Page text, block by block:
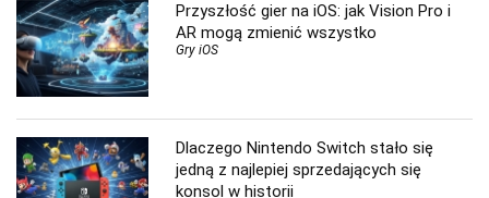
Przyszłość gier na iOS: jak Vision Pro i
AR mogą zmienić wszystko
Gry iOS
Dlaczego Nintendo Switch stało się
jedną z najlepiej sprzedających się
konsol w historii